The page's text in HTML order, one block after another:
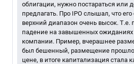
облигации, нужно постараться или
предлагать. Про IPO слышал, что
верхний диапазон очень высок. Т.е.
падение на завышенных ожиданиях
компании. Пример, вчерашнее
был бешенный, размещение
цене, в итоге капитализация стала